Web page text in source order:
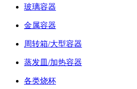
玻璃容器
金属容器
周转箱/大型容器
蒸发皿/加热容器
各类烧杯